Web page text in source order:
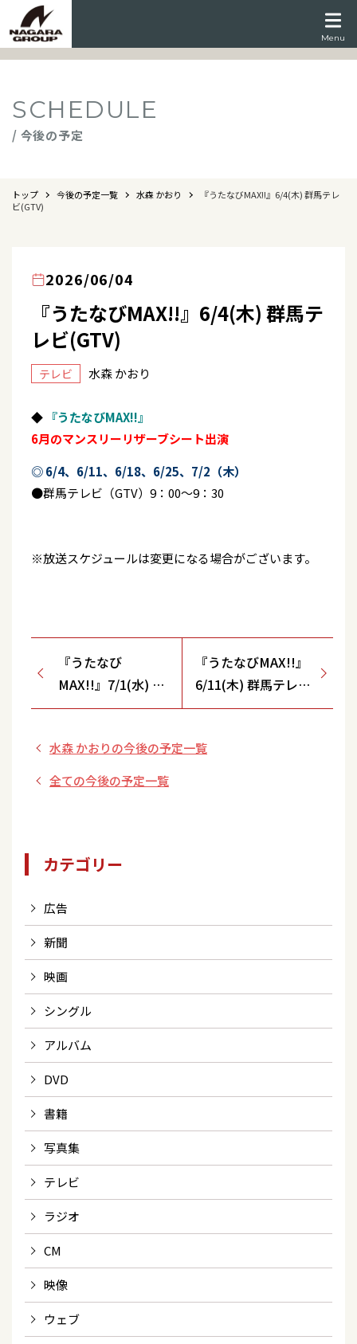
Menu
SCHEDULE
/ 今後の予定
トップ 今後の予定一覧 水森 かおり
『うたなびMAX!!』6/4(木) 群馬テレ
ビ(GTV)
2026/06/04
『うたなびMAX!!』6/4(木) 群馬テ
レビ(GTV)
テレビ 水森 かおり
◆ 『うたなびMAX!!』
6月のマンスリーリザーブシート出演
◎ 6/4、6/11、6/18、6/25、7/2（木）
●群馬テレビ（GTV）9：00～9：30
※放送スケジュールは変更になる場合がございます。
『うたなび
MAX!!』7/1(水) 南
日本放送(MBC)､東
テレビジョン
(MXTV)､とちぎテ
『うたなびMAX!!』
6/11(木) 群馬テレビ
(GTV)
水森 かおりの今後の予定一覧
全ての今後の予定一覧
カテゴリー
広告
新聞
映画
シングル
アルバム
DVD
書籍
写真集
テレビ
ラジオ
CM
映像
ウェブ